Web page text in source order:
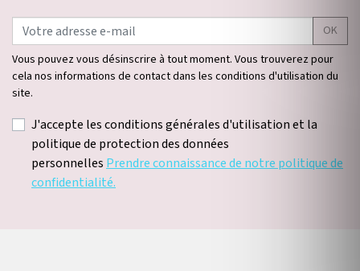
OK
Vous pouvez vous désinscrire à tout moment. Vous trouverez pour
cela nos informations de contact dans les conditions d'utilisation du
site.
J'accepte les conditions générales d'utilisation et la
politique de protection des données
personnellesPrendre connaissance de notre politique de
confidentialité.